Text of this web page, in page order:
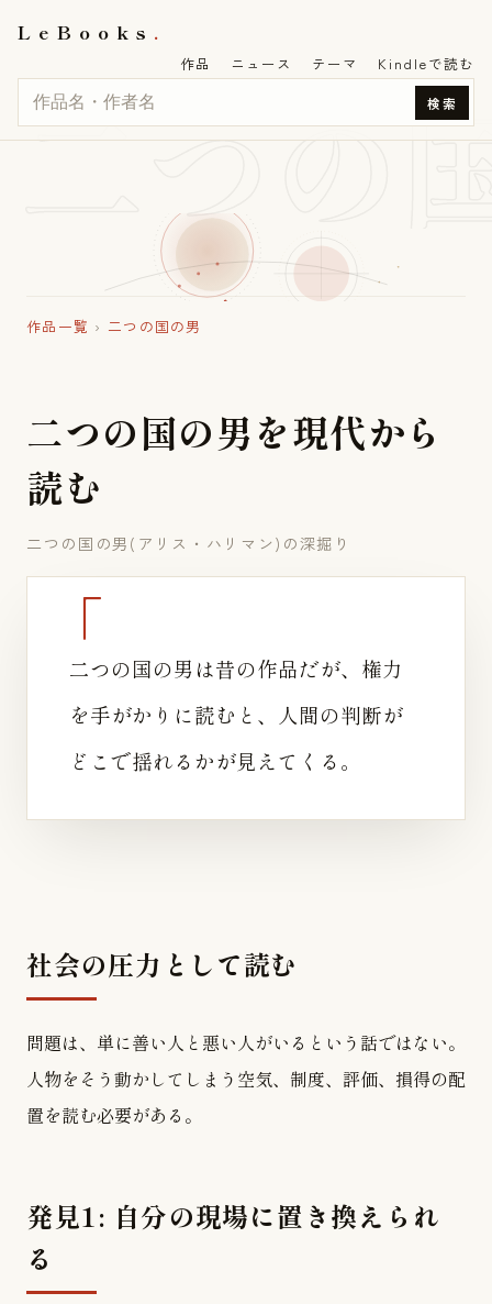
LeBooks
検索
作品 ニュース テーマ Kindleで読む
二つの
作品一覧 › 二つの国の男
二つの国の男を現代から
読む
二つの国の男(アリス・ハリマン)の深掘り
二つの国の男は昔の作品だが、権力
を手がかりに読むと、人間の判断が
どこで揺れるかが見えてくる。
社会の圧力として読む
問題は、単に善い人と悪い人がいるという話ではない。
人物をそう動かしてしまう空気、制度、評価、損得の配
置を読む必要がある。
発見1: 自分の現場に置き換えられ
る